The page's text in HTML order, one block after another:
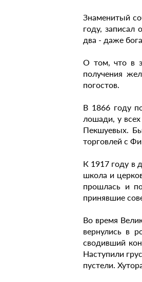
Знаменитый
году, записал
два - даже
О том, что в
получения
погостов.
В 1866 году
лошади, у
Пекшуевых.
торговлей с
К 1917 году в
школа и
прошлась и
принявшие
Во время
вернулись в
сводивший
Наступили
пустели.